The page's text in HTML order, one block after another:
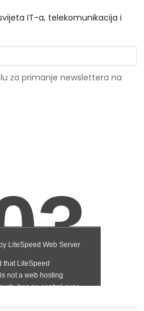
IT-a, telekomunikacija i
za primanje newslettera na